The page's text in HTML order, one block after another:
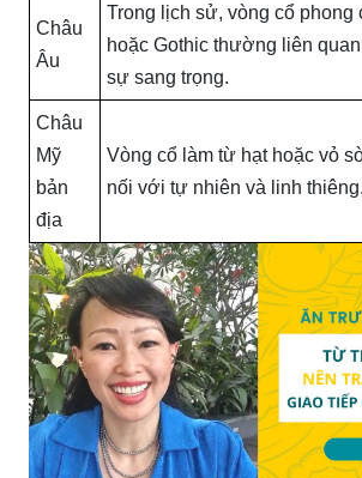
Châu
Âu
Trong lịch sử, vòng cổ phong
hoặc Gothic thường liên
sự sang trọng.
Châu
Mỹ
bản
địa
Vòng cổ làm từ hạt hoặc vỏ
nối với tự nhiên và linh thiêng.